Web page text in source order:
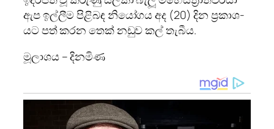
ඇප ඉල්ලීම පිළි­බඳ නියෝ­ගය අද (20) දින ප්‍රකා­ශ­
යට පත් කරන තෙක් නඩුව කල් තැබීය.
මූලාශය – දිනමිණ